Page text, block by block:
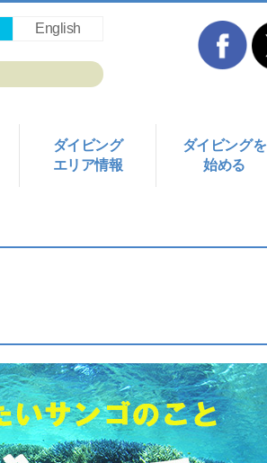
ダイビング
エリア情報
ダイビングを
始める
English